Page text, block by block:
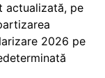
actualizată, pe
2026 pe